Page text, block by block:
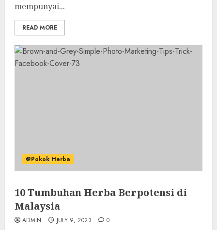
mempunyai...
READ MORE
@Pokok Herba
10 Tumbuhan Herba Berpotensi di
Malaysia
ADMIN JULY 9, 2023 0